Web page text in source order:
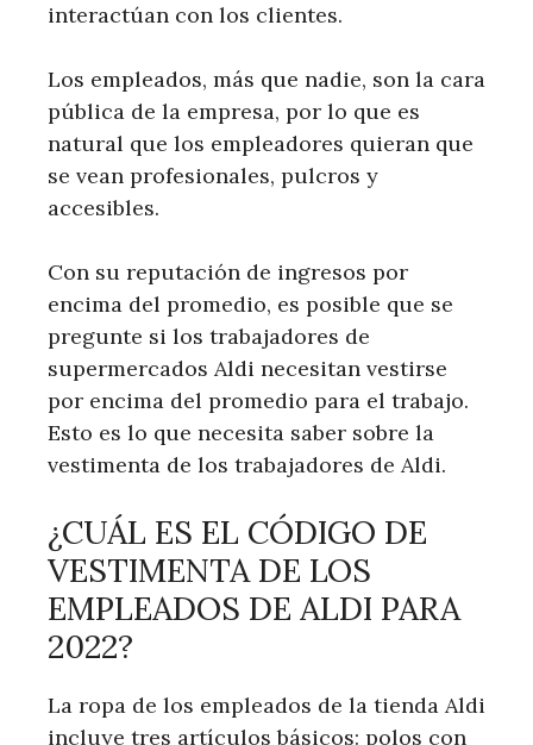
interactúan con los clientes.
Los empleados, más que nadie, son la cara
pública de la empresa, por lo que es
natural que los empleadores quieran que
se vean profesionales, pulcros y
accesibles.
Con su reputación de ingresos por
encima del promedio, es posible que se
pregunte si los trabajadores de
supermercados Aldi necesitan vestirse
por encima del promedio para el trabajo.
Esto es lo que necesita saber sobre la
vestimenta de los trabajadores de Aldi.
¿CUÁL ES EL CÓDIGO DE
VESTIMENTA DE LOS
EMPLEADOS DE ALDI PARA
2022?
La ropa de los empleados de la tienda Aldi
incluye tres artículos básicos: polos con